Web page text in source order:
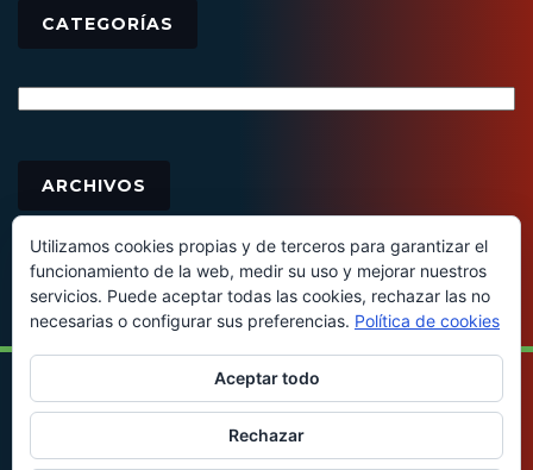
CATEGORÍAS
ARCHIVOS
© 2016 - Todos los derechos reservados
Utilizamos cookies propias y de terceros para garantizar el
funcionamiento de la web, medir su uso y mejorar nuestros
servicios. Puede aceptar todas las cookies, rechazar las no
necesarias o configurar sus preferencias. Política de cookies
Aceptar todo
Rechazar